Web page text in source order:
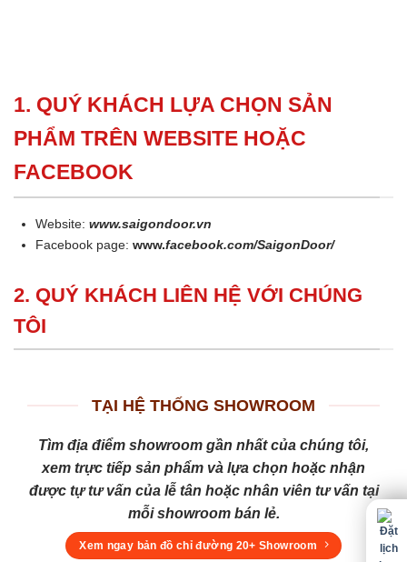
1. QUÝ KHÁCH LỰA CHỌN SẢN
PHẨM TRÊN WEBSITE HOẶC
FACEBOOK
Website:www.saigondoor.vn
Facebook page:www.facebook.com/SaigonDoor/
2. QUÝ KHÁCH LIÊN HỆ VỚI CHÚNG
TÔI
TẠI HỆ THỐNG SHOWROOM
Tìm địa điểm showroom gần nhất của chúng tôi,
xem trực tiếp sản phẩm và lựa chọn hoặc nhận
được tự tư vấn của lễ tân hoặc nhân viên tư vấn tại
mỗi showroom bán lẻ.
Xem ngay bản đồ chỉ đường 20+ Showroom